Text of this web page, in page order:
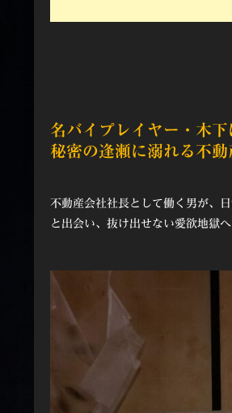
名バイプレイヤー・木
秘密の逢瀬に溺れる不動
不動産会社社長として働く男が、
と出会い、抜け出せない愛欲地獄